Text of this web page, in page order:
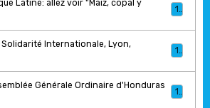
Latine: allez voir "Maiz, copal y
1
Solidarité Internationale, Lyon,
1
Générale Ordinaire d'Honduras
1